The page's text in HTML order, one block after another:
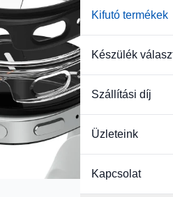
Kifutó termékek
Készülék
Szállítási díj
Üzleteink
Kapcsolat